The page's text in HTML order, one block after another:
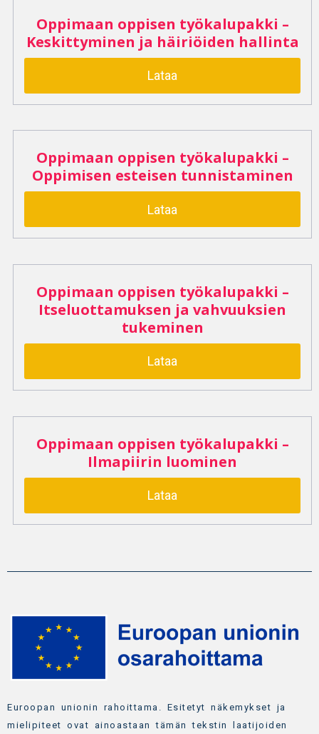
Oppimaan oppisen työkalupakki –
Keskittyminen ja häiriöiden hallinta
Lataa
Oppimaan oppisen työkalupakki –
Oppimisen esteisen tunnistaminen
Lataa
Oppimaan oppisen työkalupakki –
Itseluottamuksen ja vahvuuksien
tukeminen
Lataa
Oppimaan oppisen työkalupakki –
Ilmapiirin luominen
Lataa
Euroopan unionin rahoittama. Esitetyt näkemykset ja
mielipiteet ovat ainoastaan tämän tekstin laatijoiden